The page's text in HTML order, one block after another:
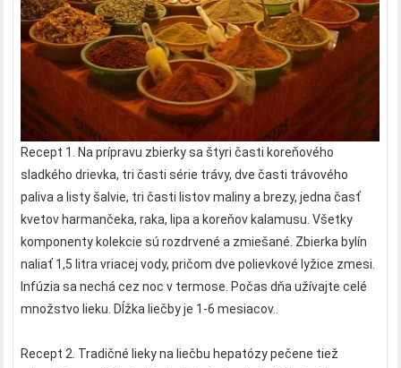
Recept 1. Na prípravu zbierky sa štyri časti koreňového
sladkého drievka, tri časti série trávy, dve časti trávového
paliva a listy šalvie, tri časti listov maliny a brezy, jedna časť
kvetov harmančeka, raka, lipa a koreňov kalamusu. Všetky
komponenty kolekcie sú rozdrvené a zmiešané. Zbierka bylín
naliať 1,5 litra vriacej vody, pričom dve polievkové lyžice zmesi.
Infúzia sa nechá cez noc v termose. Počas dňa užívajte celé
množstvo lieku. Dĺžka liečby je 1-6 mesiacov..
Recept 2. Tradičné lieky na liečbu hepatózy pečene tiež